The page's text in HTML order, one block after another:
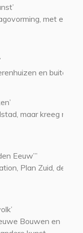
met een
en buitens.
maar kreeg niet
Eeuw”’
Plan Zuid, de
Bouwen en